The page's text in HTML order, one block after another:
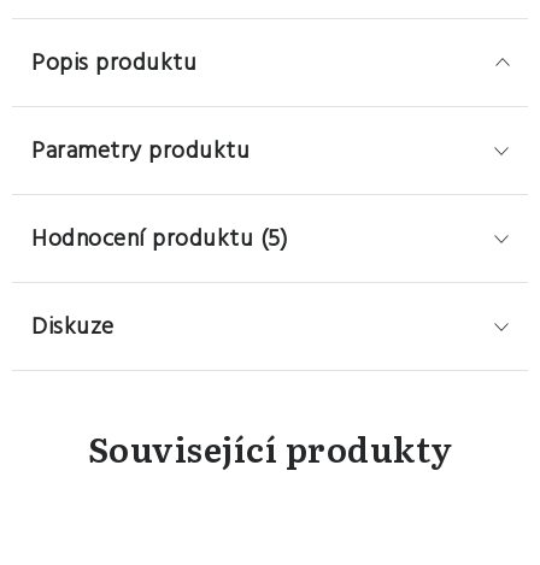
Popis produktu
Parametry produktu
Hodnocení produktu (5)
Diskuze
Související produkty